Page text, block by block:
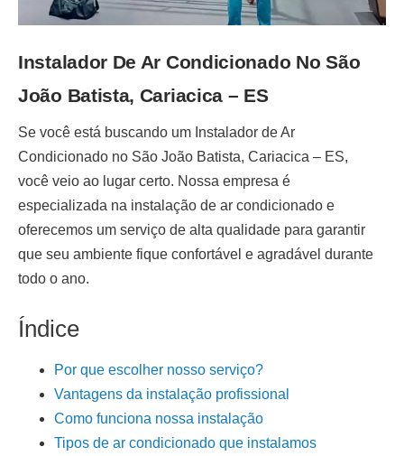
Instalador De Ar Condicionado No São
João Batista, Cariacica – ES
Se você está buscando um Instalador de Ar
Condicionado no São João Batista, Cariacica – ES,
você veio ao lugar certo. Nossa empresa é
especializada na instalação de ar condicionado e
oferecemos um serviço de alta qualidade para garantir
que seu ambiente fique confortável e agradável durante
todo o ano.
Índice
Por que escolher nosso serviço?
Vantagens da instalação profissional
Como funciona nossa instalação
Tipos de ar condicionado que instalamos